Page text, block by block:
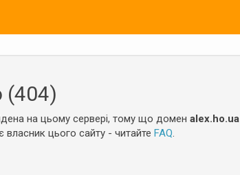
(404)
на цьому сервері, тому що домен alex.ho.ua
власник цього сайту - читайте FAQ.